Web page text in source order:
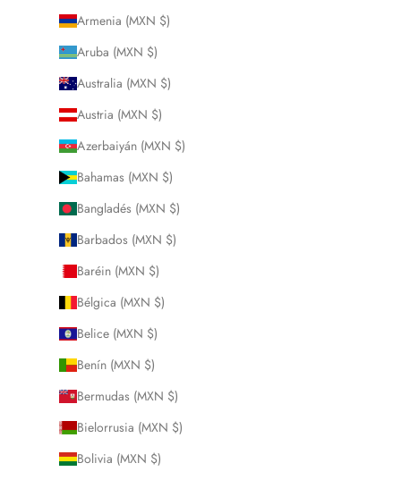
Armenia (MXN $)
Aruba (MXN $)
Australia (MXN $)
Austria (MXN $)
Azerbaiyán (MXN $)
Bahamas (MXN $)
Bangladés (MXN $)
Barbados (MXN $)
Baréin (MXN $)
Bélgica (MXN $)
Belice (MXN $)
Benín (MXN $)
Bermudas (MXN $)
Bielorrusia (MXN $)
Bolivia (MXN $)